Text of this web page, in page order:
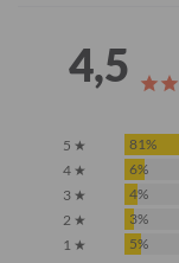
4,5
5 ★ 81%
4 ★
6%
3 ★
4%
2 ★
3%
1 ★
5%